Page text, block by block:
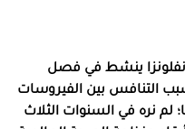
ينشط في فصل
التنافس بين الفيروسات
لم نره في السنوات الثلاث